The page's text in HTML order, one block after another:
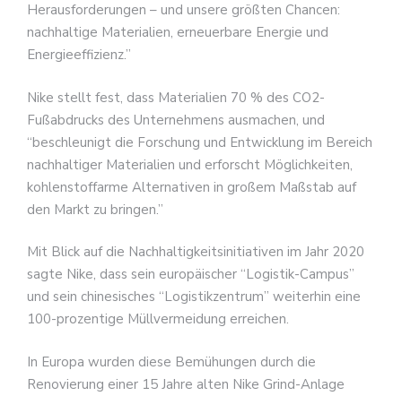
Herausforderungen – und unsere größten Chancen:
nachhaltige Materialien, erneuerbare Energie und
Energieeffizienz.”
Nike stellt fest, dass Materialien 70 % des CO2-
Fußabdrucks des Unternehmens ausmachen, und
“beschleunigt die Forschung und Entwicklung im Bereich
nachhaltiger Materialien und erforscht Möglichkeiten,
kohlenstoffarme Alternativen in großem Maßstab auf
den Markt zu bringen.”
Mit Blick auf die Nachhaltigkeitsinitiativen im Jahr 2020
sagte Nike, dass sein europäischer “Logistik-Campus”
und sein chinesisches “Logistikzentrum” weiterhin eine
100-prozentige Müllvermeidung erreichen.
In Europa wurden diese Bemühungen durch die
Renovierung einer 15 Jahre alten Nike Grind-Anlage